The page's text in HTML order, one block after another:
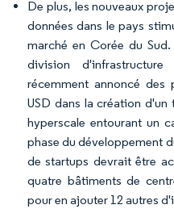
De plus, les nouveaux
données dans le pays
marché en Corée du
division
récemment annoncé des
USD dans la création
hyperscale entourant un
phase du développement
de startups devrait être
quatre bâtiments de
pour en ajouter 12 autres